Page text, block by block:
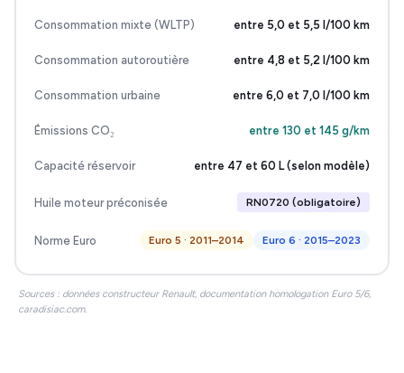
Consommation mixte (WLTP) entre 5,0 et 5,5 l/100 km
Consommation autoroutière entre 4,8 et 5,2 l/100 km
Consommation urbaine entre 6,0 et 7,0 l/100 km
Émissions CO₂ entre 130 et 145 g/km
Capacité réservoir entre 47 et 60 L (selon modèle)
Huile moteur préconisée RN0720 (obligatoire)
Norme Euro Euro 5 · 2011–2014 Euro 6 · 2015–2023
Sources : données constructeur Renault, documentation homologation Euro 5/6,
caradisiac.com.